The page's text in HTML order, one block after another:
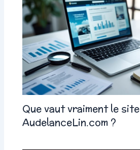
Que vaut vraiment le site
AudelanceLin.com ?